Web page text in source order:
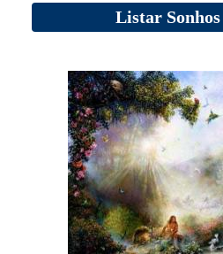
Listar Sonhos